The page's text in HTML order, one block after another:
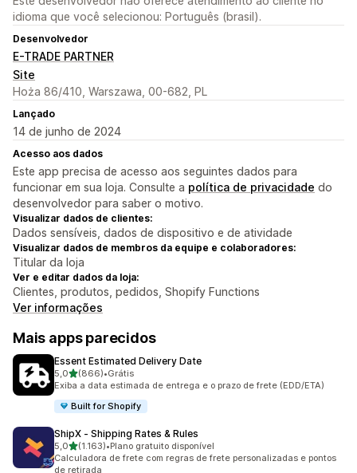
idioma que você selecionou: Português (brasil).
Desenvolvedor
E-TRADE PARTNER
Site
Hoża 86/410, Warszawa, 00-682, PL
Lançado
14 de junho de 2024
Acesso aos dados
Este app precisa de acesso aos seguintes dados para
funcionar em sua loja. Consulte a política de privacidade do
desenvolvedor para saber o motivo.
Visualizar dados de clientes:
Dados sensíveis, dados de dispositivo e de atividade
Visualizar dados de membros da equipe e colaboradores:
Titular da loja
Ver e editar dados da loja:
Clientes, produtos, pedidos, Shopify Functions
Ver informações
Mais apps parecidos
Essent Estimated Delivery Date
5,0de 5 estrelas
(866)
866 avaliações ao todo
•Grátis
Exiba a data estimada de entrega e o prazo de frete (EDD/ETA)
Built for Shopify
ShipX ‑ Shipping Rates & Rules
5,0de 5 estrelas
(1.163)
1163 avaliações ao todo
•Plano gratuito disponível
Calculadora de frete com regras de frete personalizadas e pontos
de retirada